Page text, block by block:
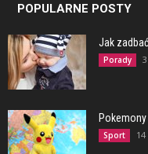
POPULARNE POSTY
Jak
Porady
Sport